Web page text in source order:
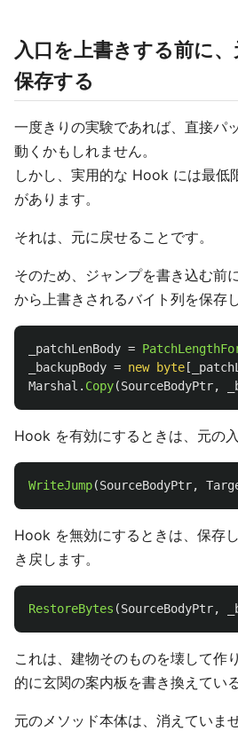
入口を上書きする前に
保存する
一度きりの実験であれば、直接パ
動くかもしれません。
しかし、実用的な Hook には最低
があります。
それは、元に戻せることです。
そのため、ジャンプを書き込む前に
から上書きされるバイト列を保存
_patchLenBody =
_backupBody = new byte [
Marshal . Copy(SourceBodyPtr,
Hook を有効にするときは、元の
WriteJump(SourceBodyPtr,
Hook を無効にするときは、保存
き戻します。
RestoreBytes (SourceBodyPtr,
これは、建物そのものを壊して作
的に玄関の案内板を書き換えてい
元のメソッド本体は、消えていませ